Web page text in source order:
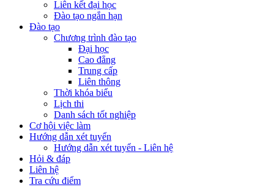
Liên kết đại học
Đào tạo ngắn hạn
Đào tạo
Chương trình đào tạo
Đại học
Cao đẳng
Trung cấp
Liên thông
Thời khóa biểu
Lịch thi
Danh sách tốt nghiệp
Cơ hội việc làm
Hướng dẫn xét tuyển
Hướng dẫn xét tuyển - Liên hệ
Hỏi & đáp
Liên hệ
Tra cứu điểm